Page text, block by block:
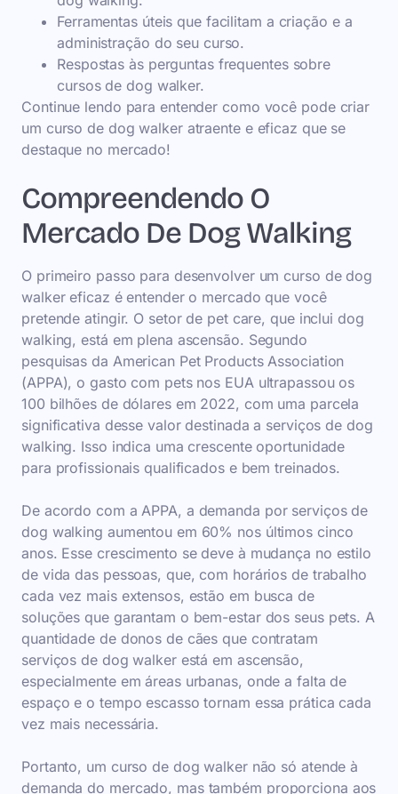
Ferramentas úteis que facilitam a criação e a
administração do seu curso.
Respostas às perguntas frequentes sobre
cursos de dog walker.
Continue lendo para entender como você pode criar
um curso de dog walker atraente e eficaz que se
destaque no mercado!
Compreendendo O
Mercado De Dog Walking
O primeiro passo para desenvolver um curso de dog
walker eficaz é entender o mercado que você
pretende atingir. O setor de pet care, que inclui dog
walking, está em plena ascensão. Segundo
pesquisas da American Pet Products Association
(APPA), o gasto com pets nos EUA ultrapassou os
100 bilhões de dólares em 2022, com uma parcela
significativa desse valor destinada a serviços de dog
walking. Isso indica uma crescente oportunidade
para profissionais qualificados e bem treinados.
De acordo com a APPA, a demanda por serviços de
dog walking aumentou em 60% nos últimos cinco
anos. Esse crescimento se deve à mudança no estilo
de vida das pessoas, que, com horários de trabalho
cada vez mais extensos, estão em busca de
soluções que garantam o bem-estar dos seus pets. A
quantidade de donos de cães que contratam
serviços de dog walker está em ascensão,
especialmente em áreas urbanas, onde a falta de
espaço e o tempo escasso tornam essa prática cada
vez mais necessária.
Portanto, um curso de dog walker não só atende à
demanda do mercado, mas também proporciona aos